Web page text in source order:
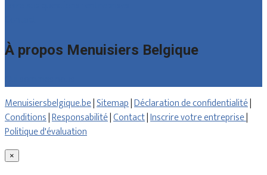
À propos Menuisiers Belgique
Menuisiersbelgique.be|Sitemap|Déclaration de confidentialité|
Conditions|Responsabilité|Contact|Inscrire votre entreprise|
Politique d'évaluation
×